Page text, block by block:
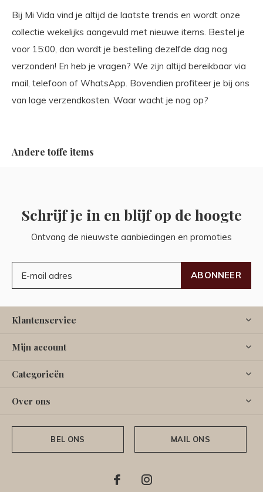
Bij Mi Vida vind je altijd de laatste trends en wordt onze
collectie wekelijks aangevuld met nieuwe items. Bestel je
voor 15:00, dan wordt je bestelling dezelfde dag nog
verzonden! En heb je vragen? We zijn altijd bereikbaar via
mail, telefoon of WhatsApp. Bovendien profiteer je bij ons
van lage verzendkosten. Waar wacht je nog op?
Andere toffe items
Schrijf je in en blijf op de hoogte
Ontvang de nieuwste aanbiedingen en promoties
ABONNEER
Klantenservice
Mijn account
Categorieën
Over ons
BEL ONS MAIL ONS